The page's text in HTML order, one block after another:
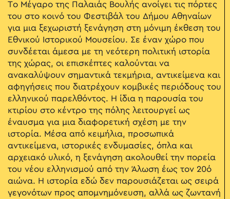
Το Μέγαρο της Παλαιάς Βουλής ανοίγει τις πόρτες
του στο κοινό του Φεστιβάλ του Δήμου Αθηναίων
για μια ξεχωριστή ξενάγηση στη μόνιμη έκθεση του
Εθνικού Ιστορικού Μουσείου. Σε έναν χώρο που
συνδέεται άμεσα με τη νεότερη πολιτική ιστορία
της χώρας, οι επισκέπτες καλούνται να
ανακαλύψουν σημαντικά τεκμήρια, αντικείμενα και
αφηγήσεις που διατρέχουν κομβικές περιόδους του
ελληνικού παρελθόντος. Η ίδια η παρουσία του
κτιρίου στο κέντρο της πόλης λειτουργεί ως
έναυσμα για μια διαφορετική σχέση με την
ιστορία. Μέσα από κειμήλια, προσωπικά
αντικείμενα, ιστορικές ενδυμασίες, όπλα και
αρχειακό υλικό, η ξενάγηση ακολουθεί την πορεία
του νέου ελληνισμού από την Άλωση έως τον 20ό
αιώνα. Η ιστορία εδώ δεν παρουσιάζεται ως σειρά
γεγονότων προς απομνημόνευση, αλλά ως ζωντανή